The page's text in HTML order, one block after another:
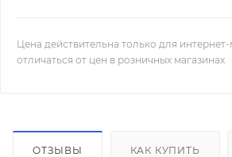
Цена действительна только для
отличаться от цен в розничных магазинах
ОТЗЫВЫ КАК КУПИТЬ